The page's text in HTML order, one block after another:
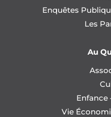
Enquêtes
Les
Au
Enfance
Vie